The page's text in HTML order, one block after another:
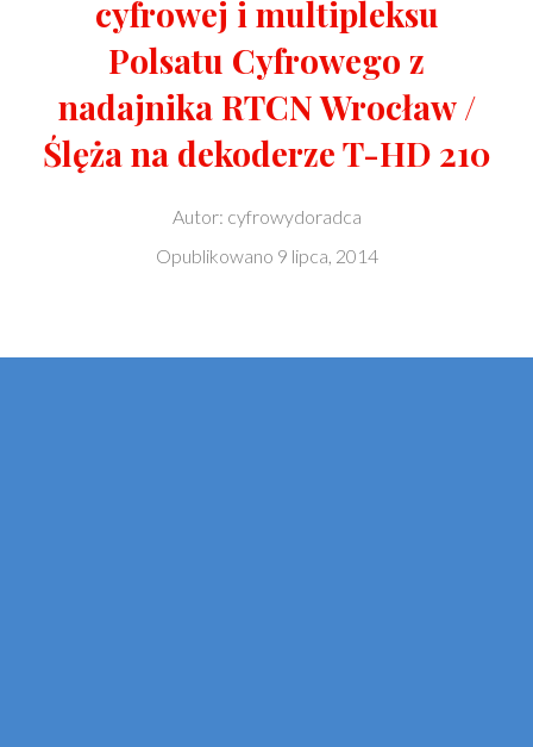
cyfrowej i multipleksu
Polsatu Cyfrowego z
nadajnika RTCN Wrocław /
Ślęża na dekoderze T-HD 210
Autor: cyfrowydoradca
Opublikowano 9 lipca, 2014